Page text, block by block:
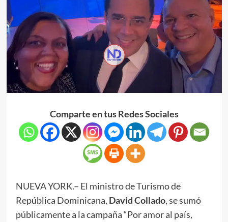
Comparte en tus Redes Sociales
NUEVA YORK.– El ministro de Turismo de
República Dominicana, David Collado, se sumó
públicamente a la campaña “Por amor al país,